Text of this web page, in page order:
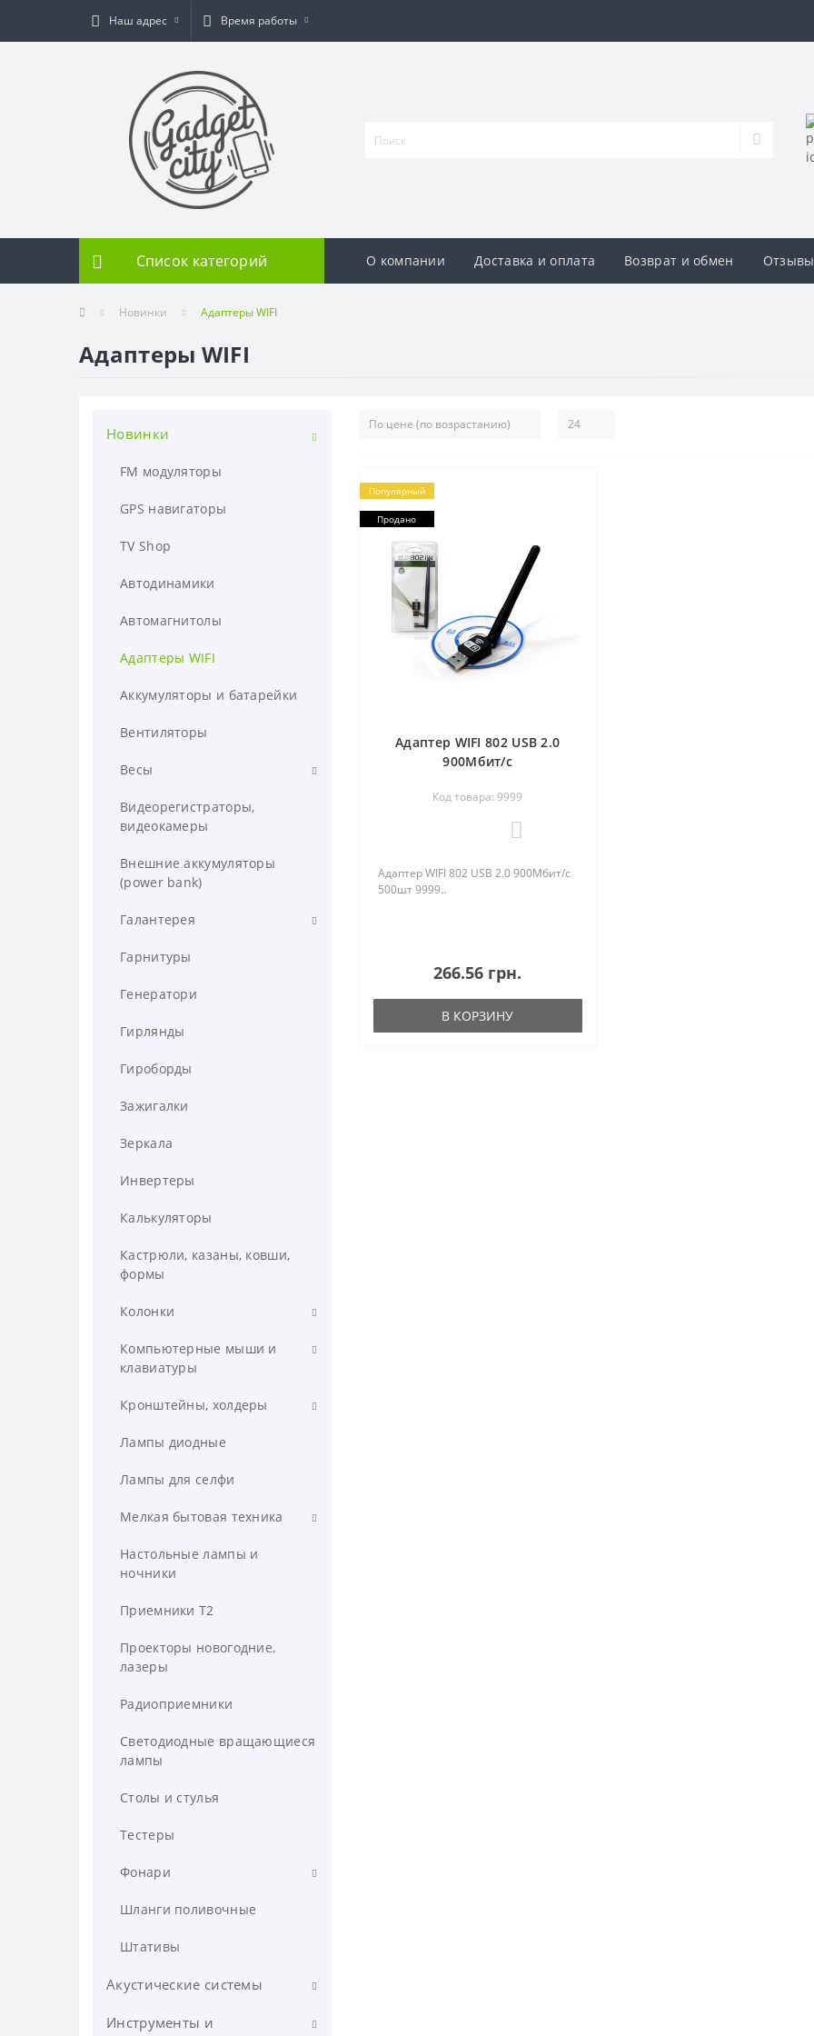
Наш адрес Время работы
Список категорий О компании Доставка и оплата Возврат и обмен Отзывы
Новинки Адаптеры WIFI
Адаптеры WIFI
Новинки
FM модуляторы
GPS навигаторы
TV Shop
Автодинамики
Автомагнитолы
Адаптеры WIFI
Аккумуляторы и батарейки
Вентиляторы
Весы
Весы бытовые
Для весов
Видеорегистраторы,
видеокамеры
Внешние аккумуляторы
(power bank)
Галантерея
Кошельки
Сумки, рюкзаки
Гарнитуры
Генератори
Гирлянды
Гироборды
Зажигалки
Зеркала
Инвертеры
Калькуляторы
Кастрюли, казаны, ковши,
формы
Колонки
Колонки для компьютера
Музыкальные колонки
Компьютерные мыши и
клавиатуры
Компьютерные клавиатуры
Компьютерные мыши
Кронштейны, холдеры
Для телевизоров
Для телефонов
Лампы диодные
Лампы для селфи
Мелкая бытовая техника
Блендеры
Кофеварки
Миксеры
Мультиварки
Мясорубки
Обогреватели
Отпариватели
Пемзы, эпиляторы
Настольные лампы и
ночники
Приемники T2
Проекторы новогодние,
лазеры
Радиоприемники
Светодиодные вращающиеся
лампы
Столы и стулья
Тестеры
Фонари
Фонари велосипедные
Фонари налобные
Фонари полицейские
Шланги поливочные
Штативы
Акустические системы
Автомобильная акустика
Инструменты и
Популярный
Продано
Адаптер WIFI 802 USB 2.0
900Мбит/с
Код товара: 9999
Адаптер WIFI 802 USB 2.0 900Мбит/с
500шт 9999..
266.56 грн.
В КОРЗИНУ